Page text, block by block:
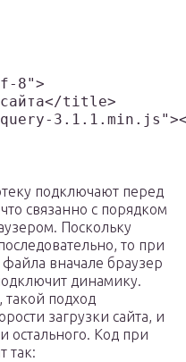
8">
title>
подключают перед
связанно с порядком
Поскольку
то при
вначале браузер
динамику.
подход
загрузки сайта, и
остального. Код при
так: